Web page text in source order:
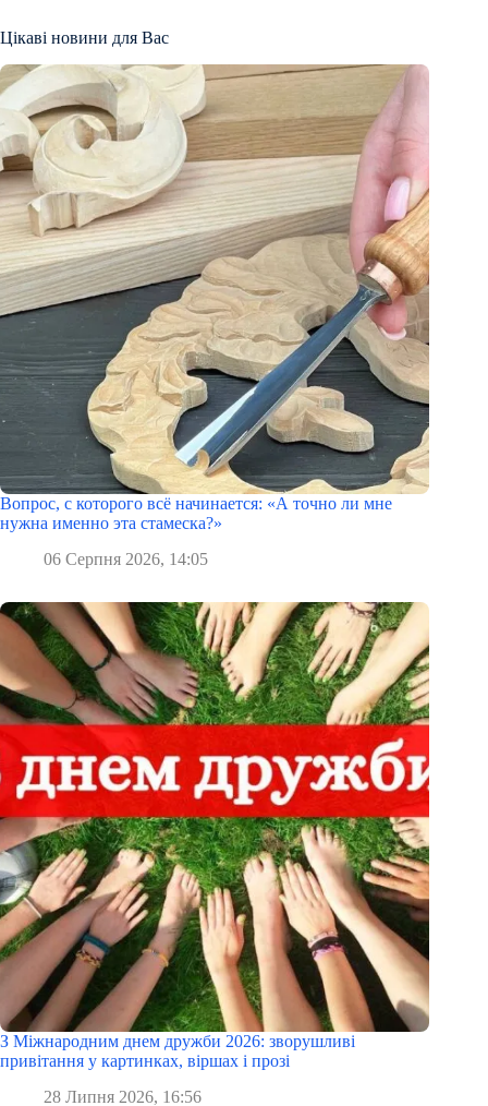
Цікаві новини для Вас
Вопрос, с которого всё начинается: «А точно ли мне
нужна именно эта стамеска?»
06 Серпня 2026, 14:05
З Міжнародним днем дружби 2026: зворушливі
привітання у картинках, віршах і прозі
28 Липня 2026, 16:56